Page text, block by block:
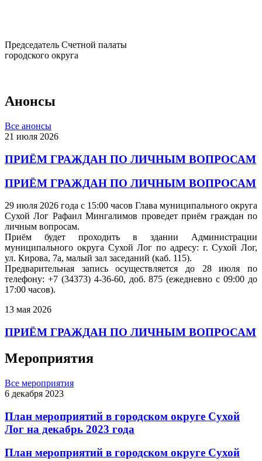
Председатель Счетной палаты
городского округа
Анонсы
Все анонсы
21 июля 2026
ПРИЁМ ГРАЖДАН ПО ЛИЧНЫМ ВОПРОСАМ
ПРИЁМ ГРАЖДАН ПО ЛИЧНЫМ ВОПРОСАМ
29 июля 2026 года с 15:00 часов Глава муниципального округа
Сухой Лог Рафаил Мингалимов проведет приём граждан по
личным вопросам.
Приём будет проходить в здании Администрации
муниципального округа Сухой Лог по адресу: г. Сухой Лог,
ул. Кирова, 7а, малый зал заседаний (каб. 115).
Предварительная запись осуществляется до 28 июля по
телефону: +7 (34373) 4-36-60, доб. 875 (ежедневно с 09:00 до
17:00 часов).
13 мая 2026
ПРИЁМ ГРАЖДАН ПО ЛИЧНЫМ ВОПРОСАМ
Мероприятия
Все мероприятия
6 декабря 2023
План мероприятий в городском округе Сухой
Лог на декабрь 2023 года
План мероприятий в городском округе Сухой